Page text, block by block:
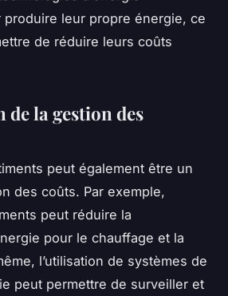
produire leur propre énergie, ce
de réduire leurs coûts
de la gestion des
peut également être un
des coûts. Par exemple,
peut réduire la
pour le chauffage et la
l’utilisation de systèmes de
peut permettre de surveiller et